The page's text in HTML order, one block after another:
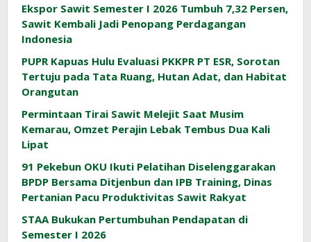
Ekspor Sawit Semester I 2026 Tumbuh 7,32 Persen,
Sawit Kembali Jadi Penopang Perdagangan
Indonesia
PUPR Kapuas Hulu Evaluasi PKKPR PT ESR, Sorotan
Tertuju pada Tata Ruang, Hutan Adat, dan Habitat
Orangutan
Permintaan Tirai Sawit Melejit Saat Musim
Kemarau, Omzet Perajin Lebak Tembus Dua Kali
Lipat
91 Pekebun OKU Ikuti Pelatihan Diselenggarakan
BPDP Bersama Ditjenbun dan IPB Training, Dinas
Pertanian Pacu Produktivitas Sawit Rakyat
STAA Bukukan Pertumbuhan Pendapatan di
Semester I 2026